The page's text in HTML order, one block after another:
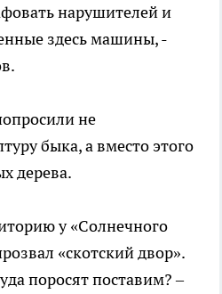
нарушителей и
здесь машины, -
не
быка, а вместо этого
дерева.
у «Солнечного
«скотский двор».
поросят поставим? –